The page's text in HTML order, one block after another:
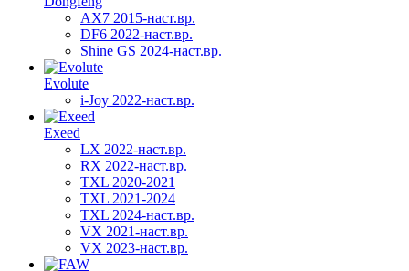
AX7 2015-наст.вр.
DF6 2022-наст.вр.
Shine GS 2024-наст.вр.
Evolute
i-Joy 2022-наст.вр.
Exeed
LX 2022-наст.вр.
RX 2022-наст.вр.
TXL 2020-2021
TXL 2021-2024
TXL 2024-наст.вр.
VX 2021-наст.вр.
VX 2023-наст.вр.